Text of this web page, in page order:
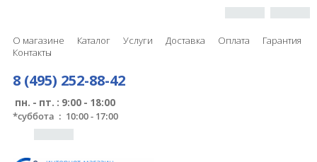
О магазине Каталог Услуги Доставка Оплата
Гарантия
Контакты
8 (495) 252-88-42
пн. - пт. : 9:00 - 18:00
*суббота : 10:00 - 17:00